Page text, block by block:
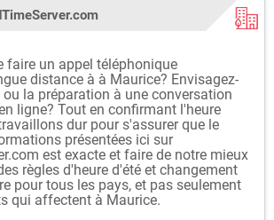
faire un appel téléphonique
distance à à Maurice? Envisagez-
la préparation à une conversation
ligne? Tout en confirmant l'heure
dur pour s'assurer que le
présentées ici sur
est exacte et faire de notre mieux
règles d'heure d'été et changement
pour tous les pays, et pas seulement
qui affectent à Maurice.